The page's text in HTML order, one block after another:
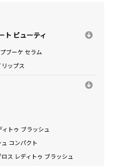
ト ビューティ
ブーケ セラム
ップス
トゥ ブラッシュ
コンパクト
ス レディトゥ ブラッシュ